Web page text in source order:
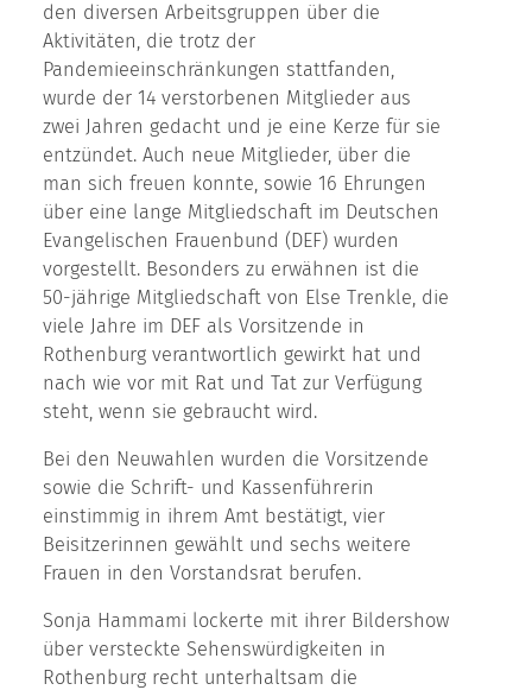
den diversen Arbeitsgruppen über die
Aktivitäten, die trotz der
Pandemieeinschränkungen stattfanden,
wurde der 14 verstorbenen Mitglieder aus
zwei Jahren gedacht und je eine Kerze für sie
entzündet. Auch neue Mitglieder, über die
man sich freuen konnte, sowie 16 Ehrungen
über eine lange Mitgliedschaft im Deutschen
Evangelischen Frauenbund (DEF) wurden
vorgestellt. Besonders zu erwähnen ist die
50-jährige Mitgliedschaft von Else Trenkle, die
viele Jahre im DEF als Vorsitzende in
Rothenburg verantwortlich gewirkt hat und
nach wie vor mit Rat und Tat zur Verfügung
steht, wenn sie gebraucht wird.
Bei den Neuwahlen wurden die Vorsitzende
sowie die Schrift- und Kassenführerin
einstimmig in ihrem Amt bestätigt, vier
Beisitzerinnen gewählt und sechs weitere
Frauen in den Vorstandsrat berufen.
Sonja Hammami lockerte mit ihrer Bildershow
über versteckte Sehenswürdigkeiten in
Rothenburg recht unterhaltsam die